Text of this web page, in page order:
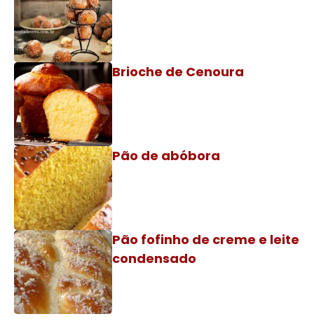
Brioche de Cenoura
Pão de abóbora
Pão fofinho de creme e leite
condensado